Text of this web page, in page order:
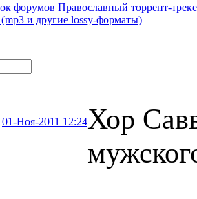
форумов Православный торрент-
и другие lossy-форматы)
01-Ноя-2011 12:24Хор